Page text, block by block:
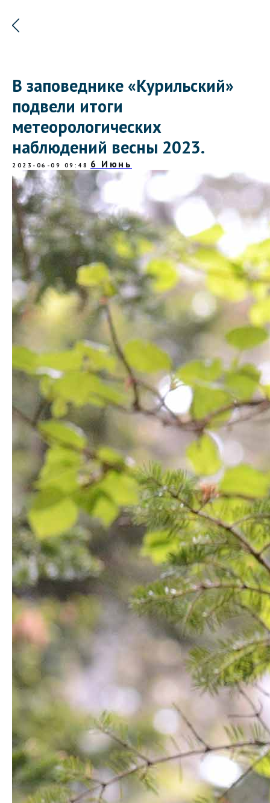
В заповеднике «Курильский»
подвели итоги
метеорологических
наблюдений весны 2023.
2023-06-09 09:48 6 Июнь